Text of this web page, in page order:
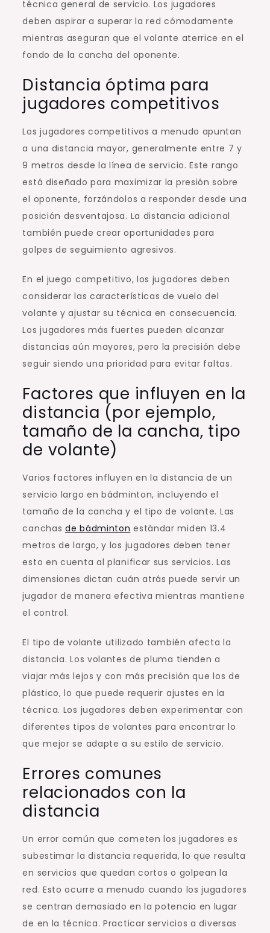
técnica general de servicio. Los jugadores
deben aspirar a superar la red cómodamente
mientras aseguran que el volante aterrice en el
fondo de la cancha del oponente.
Distancia óptima para
jugadores competitivos
Los jugadores competitivos a menudo apuntan
a una distancia mayor, generalmente entre 7 y
9 metros desde la línea de servicio. Este rango
está diseñado para maximizar la presión sobre
el oponente, forzándolos a responder desde una
posición desventajosa. La distancia adicional
también puede crear oportunidades para
golpes de seguimiento agresivos.
En el juego competitivo, los jugadores deben
considerar las características de vuelo del
volante y ajustar su técnica en consecuencia.
Los jugadores más fuertes pueden alcanzar
distancias aún mayores, pero la precisión debe
seguir siendo una prioridad para evitar faltas.
Factores que influyen en la
distancia (por ejemplo,
tamaño de la cancha, tipo
de volante)
Varios factores influyen en la distancia de un
servicio largo en bádminton, incluyendo el
tamaño de la cancha y el tipo de volante. Las
canchasde bádminton estándar miden 13.4
metros de largo, y los jugadores deben tener
esto en cuenta al planificar sus servicios. Las
dimensiones dictan cuán atrás puede servir un
jugador de manera efectiva mientras mantiene
el control.
El tipo de volante utilizado también afecta la
distancia. Los volantes de pluma tienden a
viajar más lejos y con más precisión que los de
plástico, lo que puede requerir ajustes en la
técnica. Los jugadores deben experimentar con
diferentes tipos de volantes para encontrar lo
que mejor se adapte a su estilo de servicio.
Errores comunes
relacionados con la
distancia
Un error común que cometen los jugadores es
subestimar la distancia requerida, lo que resulta
en servicios que quedan cortos o golpean la
red. Esto ocurre a menudo cuando los jugadores
se centran demasiado en la potencia en lugar
de en la técnica. Practicar servicios a diversas